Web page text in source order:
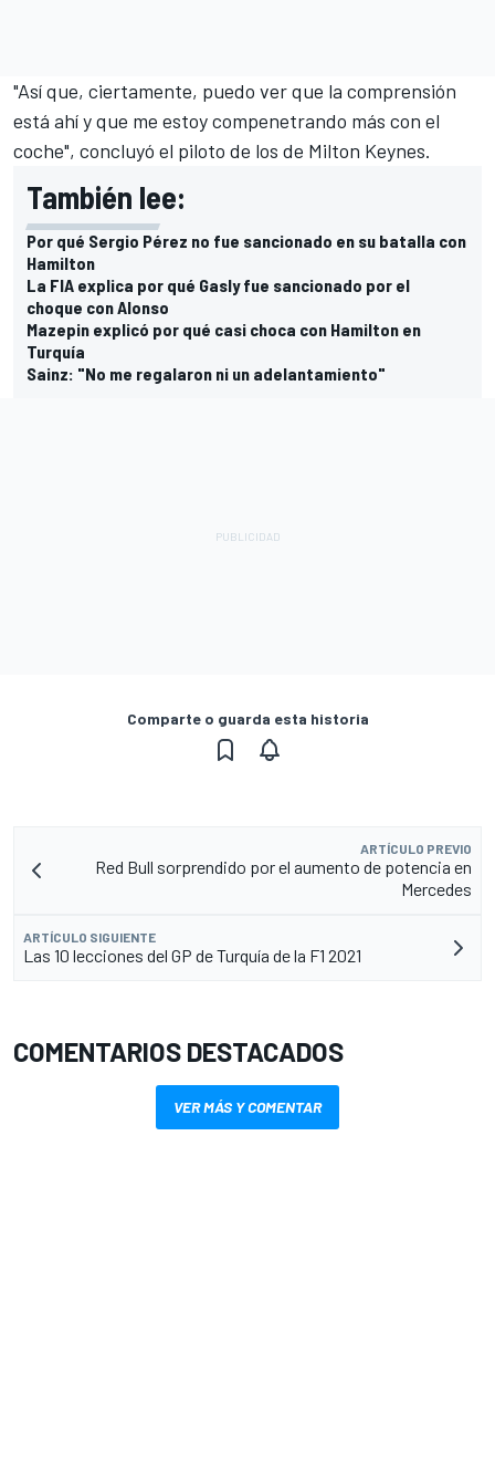
"Así que, ciertamente, puedo ver que la comprensión
está ahí y que me estoy compenetrando más con el
coche", concluyó el piloto de los de Milton Keynes.
También lee:
Por qué Sergio Pérez no fue sancionado en su batalla con
Hamilton
La FIA explica por qué Gasly fue sancionado por el
choque con Alonso
Mazepin explicó por qué casi choca con Hamilton en
Turquía
Sainz: "No me regalaron ni un adelantamiento"
Comparte o guarda esta historia
ARTÍCULO PREVIO
Red Bull sorprendido por el aumento de potencia en
Mercedes
ARTÍCULO SIGUIENTE
Las 10 lecciones del GP de Turquía de la F1 2021
COMENTARIOS DESTACADOS
VER MÁS Y COMENTAR